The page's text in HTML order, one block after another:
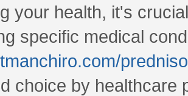
your health, it's
specific medical
choice by healthcare